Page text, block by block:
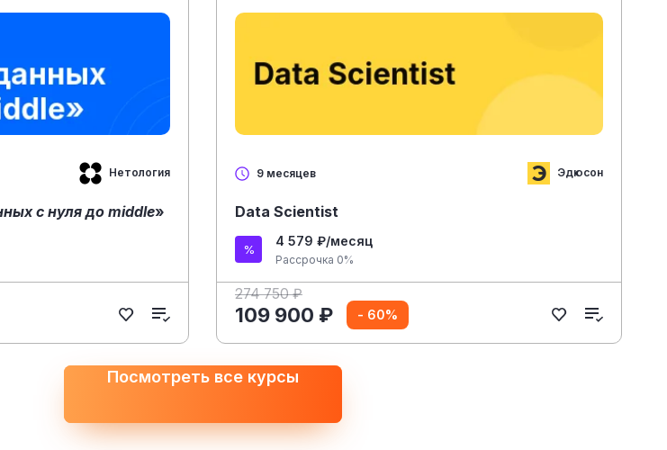
Нетология
с нуля до middle»
9 месяцев Эдюсон
Data Scientist
4 579 ₽/месяц
Рассрочка 0%
274 750 ₽
109 900 ₽ - 60%
Посмотреть все курсы